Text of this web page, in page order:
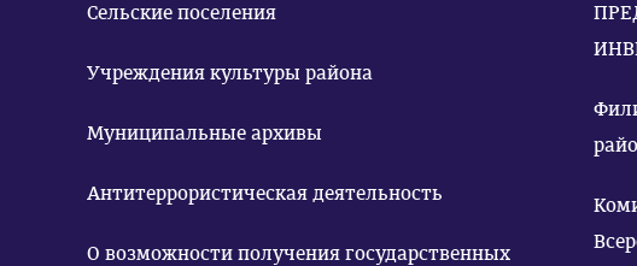
Сельские поселения
Учреждения культуры района
Муниципальные архивы
Антитеррористическая деятельность
О возможности получения государственных
Комиссия по